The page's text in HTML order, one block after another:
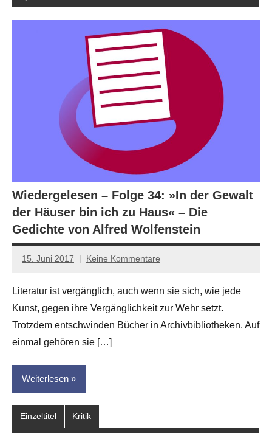
Wiedergelesen – Folge 34: »In der Gewalt
der Häuser bin ich zu Haus« – Die
Gedichte von Alfred Wolfenstein
15. Juni 2017
Anton
Leitner
Keine Kommentare
Literatur ist vergänglich, auch wenn sie sich, wie jede
Kunst, gegen ihre Vergänglichkeit zur Wehr setzt.
Trotzdem entschwinden Bücher in Archivbibliotheken. Auf
einmal gehören sie […]
Weiterlesen
Einzeltitel Kritik